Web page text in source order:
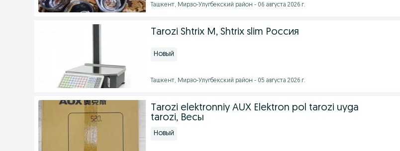
Ташкент, Мирзо-Улугбекский район - 06 августа 2026 г.
Tarozi Shtrix M, Shtrix slim Россия
Новый
Ташкент, Мирзо-Улугбекский район - 05 августа 2026 г.
Tarozi elektronniy AUX Elektron pol tarozi uyga
tarozi, Весы
Новый